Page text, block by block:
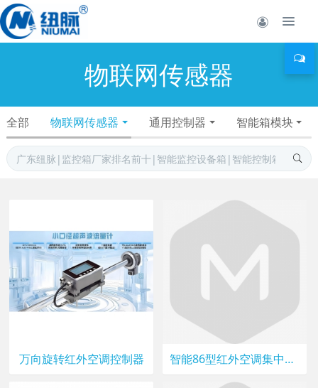
物联网传感器
全部 物联网传感器 通用控制器 智能箱模块
万向旋转红外空调控制器 智能86型红外空调集中控制器：万能兼容/RS485组网/液晶显示